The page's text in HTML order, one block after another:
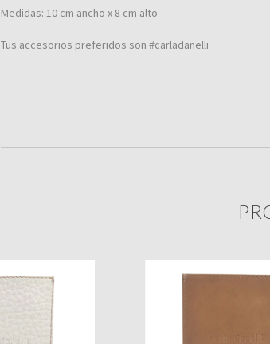
Medidas: 10 cm ancho x 8 cm alto
Tus accesorios preferidos son #carladanelli